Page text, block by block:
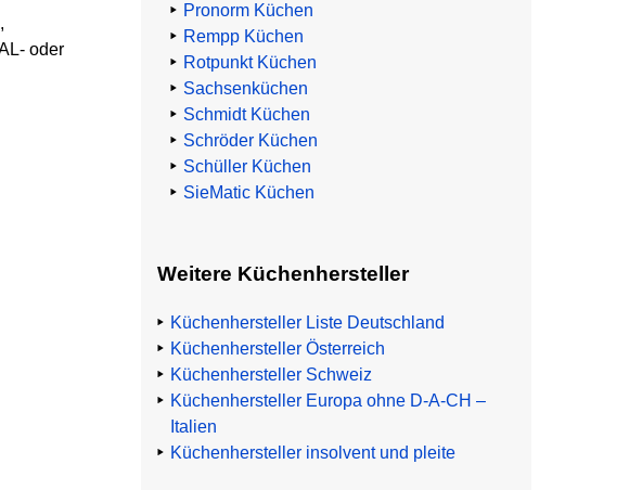
oder
Pronorm Küchen
Rempp Küchen
Rotpunkt Küchen
Sachsenküchen
Schmidt Küchen
Schröder Küchen
Schüller Küchen
SieMatic Küchen
Weitere Küchenhersteller
Küchenhersteller Liste Deutschland
Küchenhersteller Österreich
Küchenhersteller Schweiz
Küchenhersteller Europa ohne D-A-CH –
Italien
Küchenhersteller insolvent und pleite